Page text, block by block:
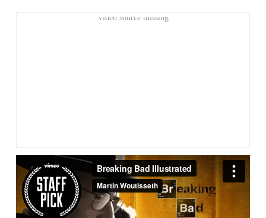
Video source missing